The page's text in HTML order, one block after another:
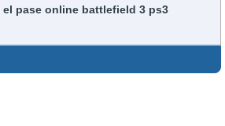
el pase online battlefield 3 ps3